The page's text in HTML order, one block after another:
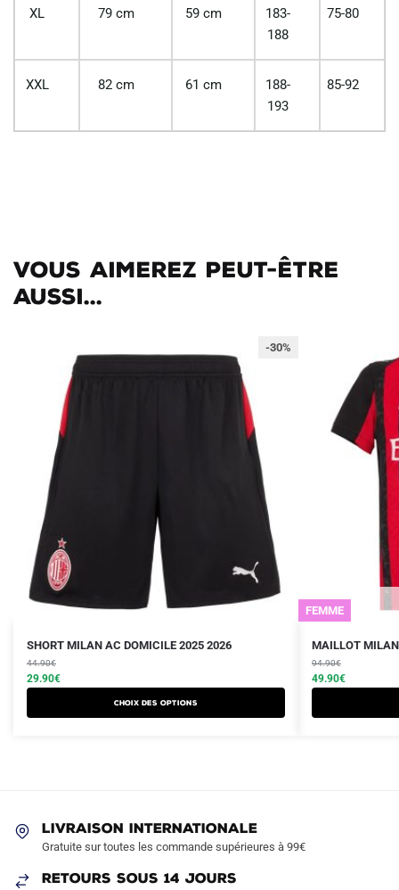
XL 79 cm 59 cm
183-
188
75-80
XXL 82 cm 61 cm
188-
193
85-92
Vous aimerez peut-être
aussi...
-30%
SHORT MILAN AC DOMICILE 2025 2026
44.90€
Le
prix
initial
était :
29.90€
Le
prix
actuel
est :
Choix des options
Ce
produit
a
choisies
la
FEMME
MAILLOT
94.90€
Le
prix
initial
était :
49.90€
Le
prix
actuel
est :
LIVRAISON INTERNATIONALE
Gratuite sur toutes les commande supérieures à 99€
RETOURS SOUS 14 JOURS